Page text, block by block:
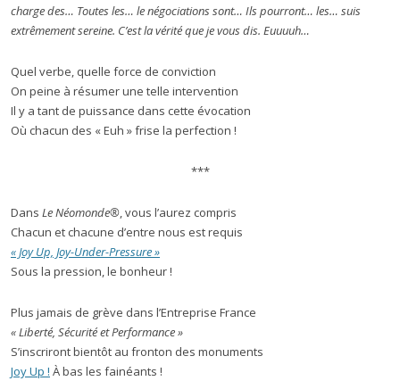
charge des… Toutes les… le négociations sont… Ils pourront… les… suis
extrêmement sereine. C’est la vérité que je vous dis. Euuuuh…
Quel verbe, quelle force de conviction
On peine à résumer une telle intervention
Il y a tant de puissance dans cette évocation
Où chacun des « Euh » frise la perfection !
***
Dans Le Néomonde®, vous l’aurez compris
Chacun et chacune d’entre nous est requis
« Joy Up, Joy-Under-Pressure »
Sous la pression, le bonheur !
Plus jamais de grève dans l’Entreprise France
« Liberté, Sécurité et Performance »
S’inscriront bientôt au fronton des monuments
Joy Up ! À bas les fainéants !